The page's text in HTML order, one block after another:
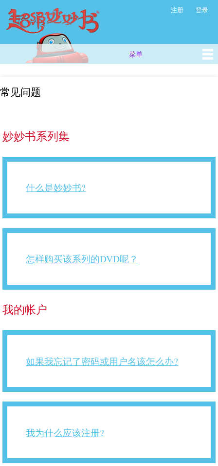
转
到
内
次级菜单 注册 登录
超
级
妙
妙
(西
儿
童
_
儿
童
早
教
育
菜单
常见问题
妙妙书系列集
什么是妙妙书?
怎样购买该系列的DVD呢？
我的帐户
如果我忘记了密码或用户名该怎么办?
我为什么应该注册?